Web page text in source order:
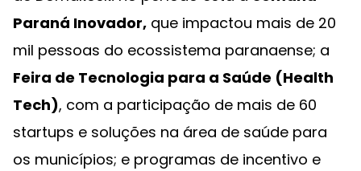
Paraná Inovador, que impactou mais de 20
mil pessoas do ecossistema paranaense; a
Feira de Tecnologia para a Saúde (Health
Tech), com a participação de mais de 60
startups e soluções na área de saúde para
os municípios; e programas de incentivo e